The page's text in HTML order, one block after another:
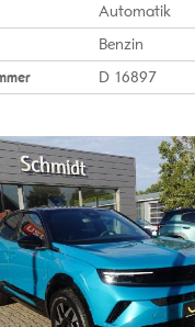
Automatik
Benzin
D 16897